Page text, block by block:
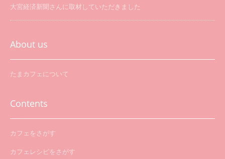
大宮経済新聞さんに取材していただきました
About us
たまカフェについて
Contents
カフェをさがす
カフェレシピをさがす